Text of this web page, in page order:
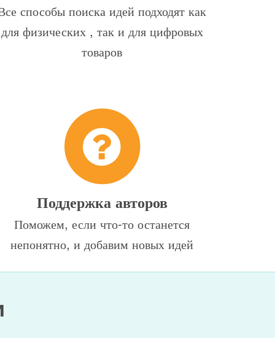
способы поиска идей подходят как
для физических , так и для цифровых
товаров
Поддержка авторов
Поможем, если что-то останется
непонятно, и добавим новых идей